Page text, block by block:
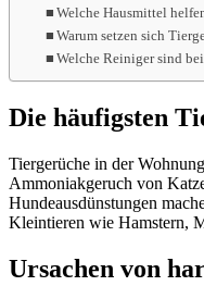
Welche Hausmittel
Warum setzen sich
Welche Reiniger sind
Die häufigsten
Tiergerüche in der
Ammoniakgeruch von
Hundeausdünstungen
Kleintieren wie Hamstern,
Ursachen von